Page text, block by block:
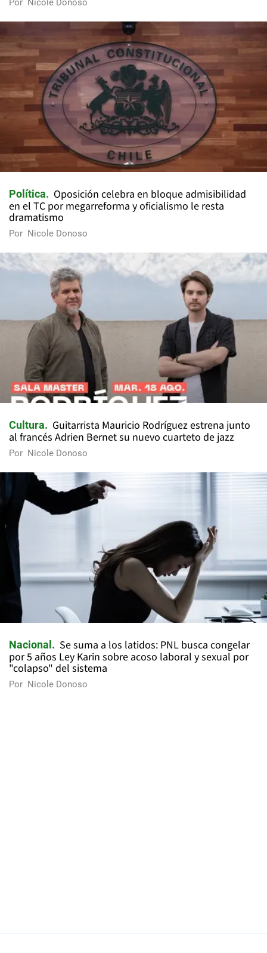
Por Nicole Donoso
Política
Oposición celebra en bloque admisibilidad
en el TC por megarreforma y oficialismo le resta
dramatismo
Por Nicole Donoso
Cultura
Guitarrista Mauricio Rodríguez estrena junto
al francés Adrien Bernet su nuevo cuarteto de jazz
Por Nicole Donoso
Nacional
Se suma a los latidos: PNL busca congelar
por 5 años Ley Karin sobre acoso laboral y sexual por
"colapso" del sistema
Por Nicole Donoso